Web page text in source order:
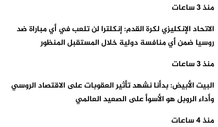
منذ 3 ساعات
الاتحاد الإنكليزي لكرة القدم: إنكلترا لن تلعب في أي مباراة ضد
روسيا ضمن أي منافسة دولية خلال المستقبل المنظور
منذ 3 ساعات
البيت الأبيض: بدأنا نشهد تأثير العقوبات على الاقتصاد الروسي
وأداء الروبل هو الأسوأ على الصعيد العالمي
منذ 4 ساعات